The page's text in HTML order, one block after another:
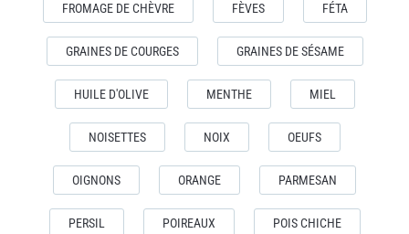
FROMAGE DE CHÈVRE FÈVES FÉTA
GRAINES DE COURGES GRAINES DE SÉSAME
HUILE D'OLIVE MENTHE MIEL
NOISETTES NOIX OEUFS
OIGNONS ORANGE PARMESAN
PERSIL POIREAUX POIS CHICHE